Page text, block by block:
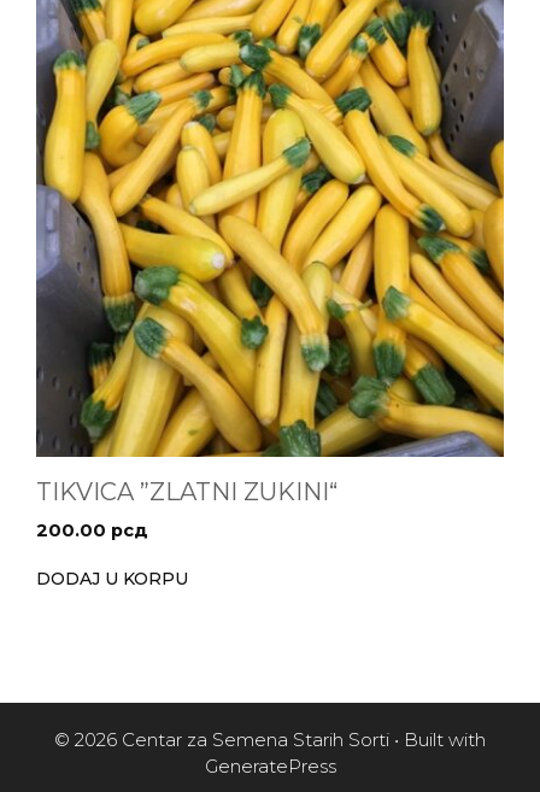
TIKVICA ”ZLATNI ZUKINI“
200.00 рсд
DODAJ U KORPU
© 2026 Centar za Semena Starih Sorti • Built with
GeneratePress